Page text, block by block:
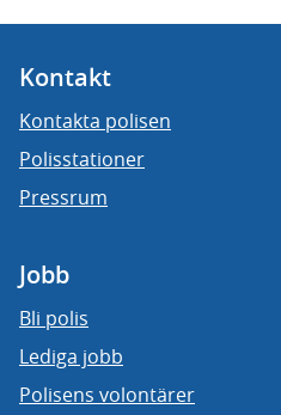
Kontakt
Kontakta polisen
Polisstationer
Pressrum
Jobb
Bli polis
Lediga jobb
Polisens volontärer